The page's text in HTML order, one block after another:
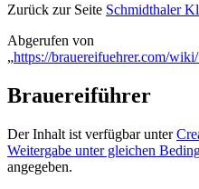
Zurück zur Seite Schmidthaler
Abgerufen von
„https://brauereifuehrer.com/
Brauereiführer
Der Inhalt ist verfügbar unter
Weitergabe unter gleichen
angegeben.